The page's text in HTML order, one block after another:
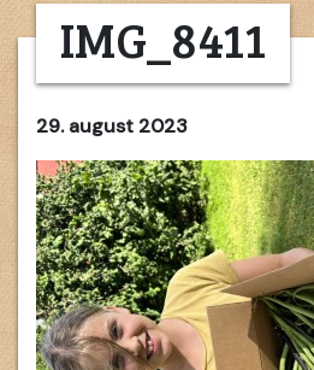
IMG_8411
29. august 2023